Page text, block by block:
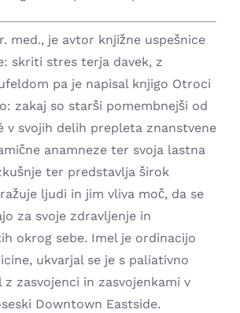
med., je avtor knjižne uspešnice
skriti stres terja davek, z
pa je napisal knjigo Otroci
zakaj so starši pomembnejši od
v svojih delih prepleta znanstvene
anamneze ter svoja lastna
ter predstavlja širok
ljudi in jim vliva moč, da se
za svoje zdravljenje in
okrog sebe. Imel je ordinacijo
ukvarjal se je s paliativno
zasvojenci in zasvojenkami v
Downtown Eastside.